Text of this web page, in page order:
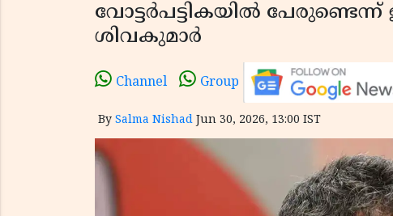
വോട്ടർപട്ടികയിൽ
ശിവകുമാർ
Channel Group
By Salma Nishad Jun 30, 2026, 13:00 IST